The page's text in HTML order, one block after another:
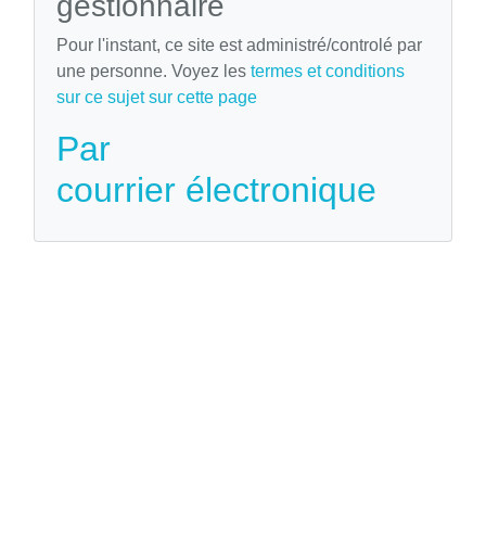
Pour l'instant, ce site est administré/controlé par
une personne. Voyez les termes et conditions
sur ce sujet sur cette page
Par
courrier électronique